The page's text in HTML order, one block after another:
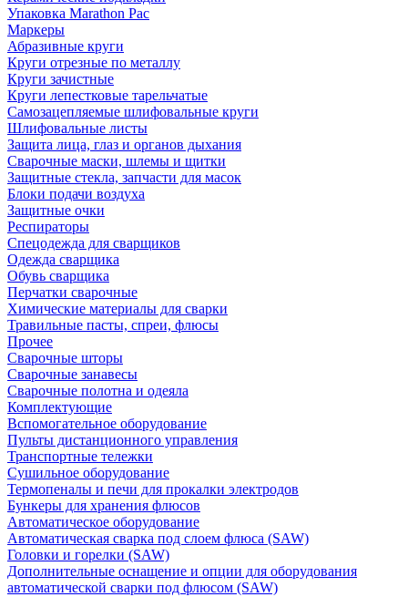
Упаковка Marathon Pac
Маркеры
Абразивные круги
Круги отрезные по металлу
Круги зачистные
Круги лепестковые тарельчатые
Самозацепляемые шлифовальные круги
Шлифовальные листы
Защита лица, глаз и органов дыхания
Сварочные маски, шлемы и щитки
Защитные стекла, запчасти для масок
Блоки подачи воздуха
Защитные очки
Респираторы
Спецодежда для сварщиков
Одежда сварщика
Обувь сварщика
Перчатки сварочные
Химические материалы для сварки
Травильные пасты, спреи, флюсы
Прочее
Сварочные шторы
Сварочные занавесы
Сварочные полотна и одеяла
Комплектующие
Вспомогательное оборудование
Пульты дистанционного управления
Транспортные тележки
Сушильное оборудование
Термопеналы и печи для прокалки электродов
Бункеры для хранения флюсов
Автоматическое оборудование
Автоматическая сварка под слоем флюса (SAW)
Головки и горелки (SAW)
Дополнительные оснащение и опции для оборудования
автоматической сварки под флюсом (SAW)